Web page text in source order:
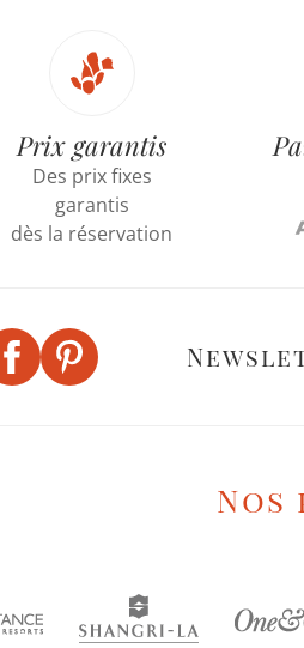
Prix garantis
Des prix fixes
garantis
dès la réservation
Nos